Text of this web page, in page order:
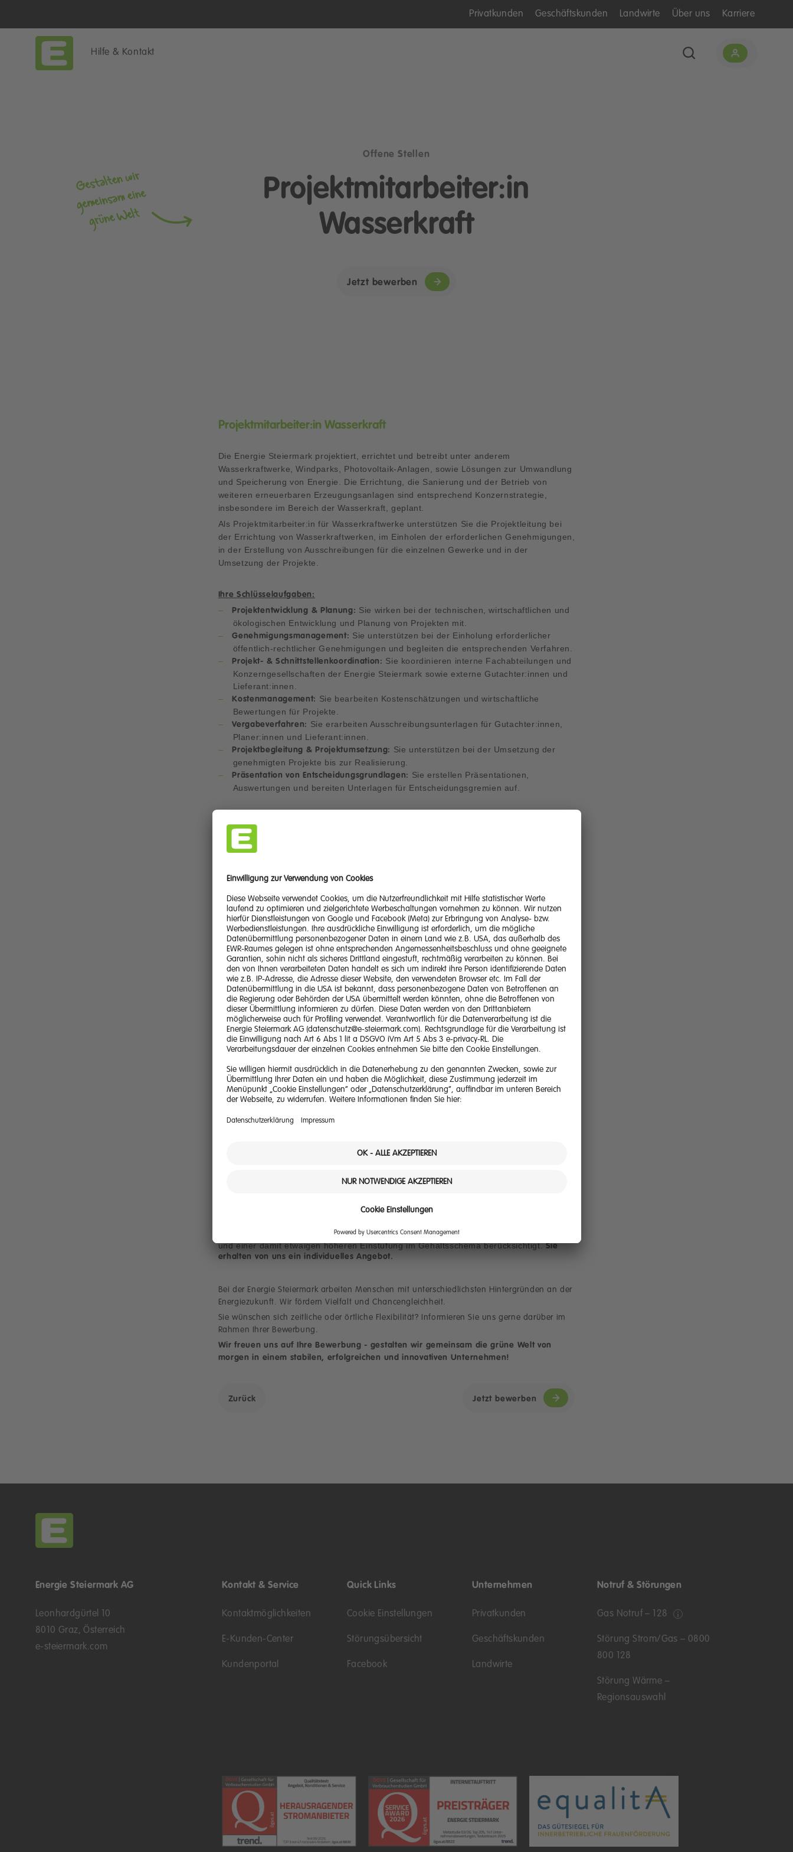
Privatkunden Geschäftskunden Landwirte Über uns Karriere
Hilfe & Kontakt
Offene Stellen
Projektmitarbeiter:in
Wasserkraft
Jetzt bewerben
Projektmitarbeiter:in Wasserkraft
Die Energie Steiermark projektiert, errichtet und betreibt unter anderem
Wasserkraftwerke, Windparks, Photovoltaik-Anlagen, sowie Lösungen zur Umwandlung
und Speicherung von Energie. Die Errichtung, die Sanierung und der Betrieb von
weiteren erneuerbaren Erzeugungsanlagen sind entsprechend Konzernstrategie,
insbesondere im Bereich der Wasserkraft, geplant.
Als Projektmitarbeiter:in für Wasserkraftwerke unterstützen Sie die Projektleitung bei
der Errichtung von Wasserkraftwerken, im Einholen der erforderlichen Genehmigungen,
in der Erstellung von Ausschreibungen für die einzelnen Gewerke und in der
Umsetzung der Projekte.
Ihre Schlüsselaufgaben:
Projektentwicklung & Planung: Sie wirken bei der technischen, wirtschaftlichen und
ökologischen Entwicklung und Planung von Projekten mit.
Genehmigungsmanagement: Sie unterstützen bei der Einholung erforderlicher
öffentlich-rechtlicher Genehmigungen und begleiten die entsprechenden Verfahren.
Projekt- & Schnittstellenkoordination: Sie koordinieren interne Fachabteilungen und
Konzerngesellschaften der Energie Steiermark sowie externe Gutachter:innen und
Lieferant:innen.
Kostenmanagement: Sie bearbeiten Kostenschätzungen und wirtschaftliche
Bewertungen für Projekte.
Vergabeverfahren: Sie erarbeiten Ausschreibungsunterlagen für Gutachter:innen,
Planer:innen und Lieferant:innen.
Projektbegleitung & Projektumsetzung: Sie unterstützen bei der Umsetzung der
genehmigten Projekte bis zur Realisierung.
Präsentation von Entscheidungsgrundlagen: Sie erstellen Präsentationen,
Auswertungen und bereiten Unterlagen für Entscheidungsgremien auf.
Ausbildung:
Bereich Bautechnik oder vergleichbare Qualifikation.
Arbeitsweise:Sie arbeiten gerne selbständig, proaktiv und zuverlässig.
Mobilität:Sie besitzen einen Führerschein der Klasse B.
Innovationsfreude & Veränderungsbereitschaft:Sie stehen Veränderungen offen
gegenüber und bringen Innovationsfreude mit.
Organisation & Problemlösung: Sie handeln lösungs‑ und ergebnisorientiert und
überzeugen durch gute Organisations‑ und Problemlösungsfähigkeiten.
Kommunikation & Teamarbeit:Sie verfügen über ausgeprägte Dialog- sowie Team-
und Kooperationsfähigkeit.
Belastbarkeit & Flexibilität:Sie behalten auch in Arbeitsspitzen den Überblick und
sind bereit, bei Bedarf Mehrarbeit zu leisten.
Unser Angebot:
Team & Kultur:Es erwartet Sie ein kollegiales, zielorientiertes Team mit offener
Kommunikationskultur und Raum für Ihre Ideen.
Entwicklung & Kultur:Wir fördern Ihre persönliche Weiterentwicklung. Sie werden
Teil einer wertschätzenden Unternehmenskultur, die auf gegenseitigen Respekt
basiert.
Attraktive Benefits: Neben einer marktkonformen Vergütung bieten wir zahlreiche
Mitarbeiter:innenvorteile (z. B. Gesundheitsförderung, moderne Arbeitsumgebung,
der Möglichkeit zu Homeoffice.
zentral gelegen und bestens erreichbar.
Für diese Position bieten wir ein kollektivvertragliches Mindestgrundgehalt von €
Berufserfahrung und Qualifikation werden durch die Anrechnung von Vordienstzeiten
und einer damit etwaigen höheren Einstufung im Gehaltsschema berücksichtigt.Sie
erhalten von uns ein individuelles Angebot.
Bei der Energie Steiermark arbeiten Menschen mit unterschiedlichsten Hintergründen an der
Energiezukunft. Wir fördern Vielfalt und Chancengleichheit.
Sie wünschen sich zeitliche oder örtliche Flexibilität? Informieren Sie uns gerne darüber im
Rahmen Ihrer Bewerbung.
Wir freuen uns auf Ihre Bewerbung - gestalten wir gemeinsam die grüne Welt von
morgen in einem stabilen, erfolgreichen und innovativen Unternehmen!
Zurück Jetzt bewerben
Energie Steiermark AG
Leonhardgürtel 10
8010 Graz, Österreich
e-steiermark.com
Kontakt & Service
Kontaktmöglichkeiten
E-Kunden-Center
Kundenportal
Quick Links
Cookie Einstellungen
Störungsübersicht
Facebook
Unternehmen
Privatkunden
Geschäftskunden
Landwirte
Notruf & Störungen
Gas Notruf – 128
Störung Strom/Gas – 0800
800 128
Störung Wärme –
Regionsauswahl